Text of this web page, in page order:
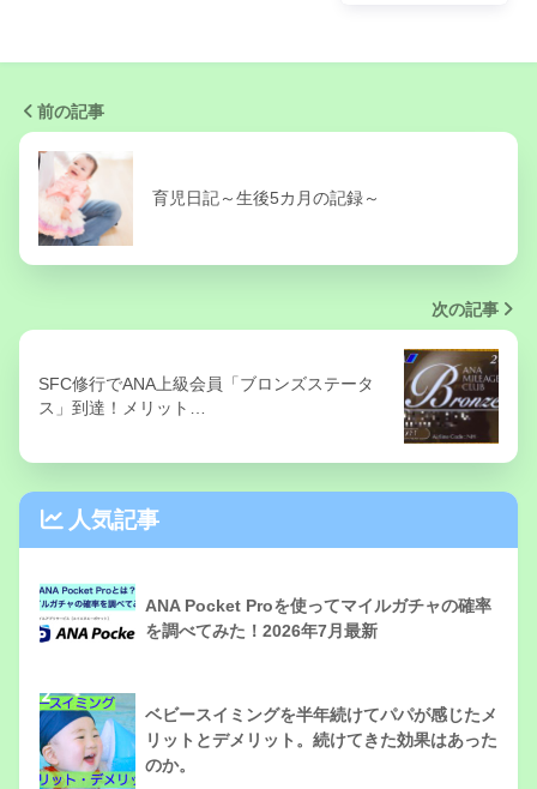
前の記事
育児日記～生後5カ月の記録～
次の記事
SFC修行でANA上級会員「ブロンズステータ
ス」到達！メリット…
人気記事
ANA Pocket Proを使ってマイルガチャの確率
を調べてみた！2026年7月最新
2
ベビースイミングを半年続けてパパが感じたメ
リットとデメリット。続けてきた効果はあった
のか。